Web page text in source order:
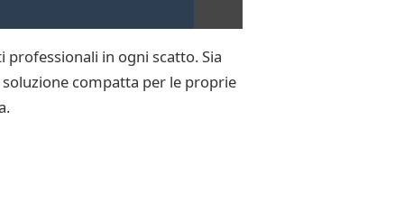
in ogni scatto. Sia
compatta per le proprie